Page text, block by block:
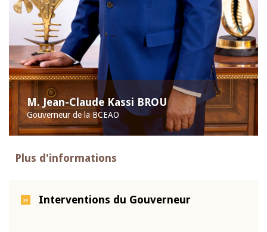
M. Jean-Claude Kassi BROU
Gouverneur de la BCEAO
Plus d'informations
Interventions du Gouverneur